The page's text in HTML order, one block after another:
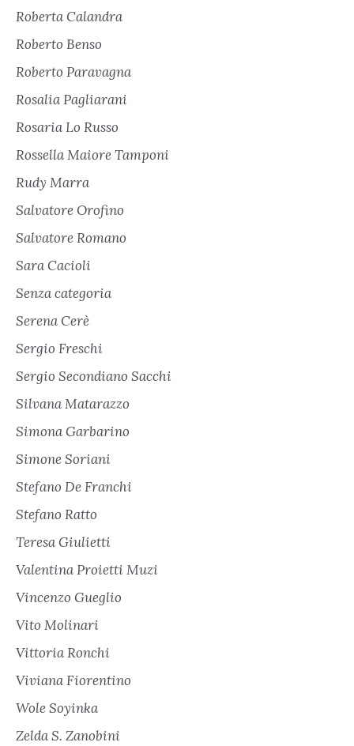
Roberta Calandra
Roberto Benso
Roberto Paravagna
Rosalia Pagliarani
Rosaria Lo Russo
Rossella Maiore Tamponi
Rudy Marra
Salvatore Orofino
Salvatore Romano
Sara Cacioli
Senza categoria
Serena Cerè
Sergio Freschi
Sergio Secondiano Sacchi
Silvana Matarazzo
Simona Garbarino
Simone Soriani
Stefano De Franchi
Stefano Ratto
Teresa Giulietti
Valentina Proietti Muzi
Vincenzo Gueglio
Vito Molinari
Vittoria Ronchi
Viviana Fiorentino
Wole Soyinka
Zelda S. Zanobini